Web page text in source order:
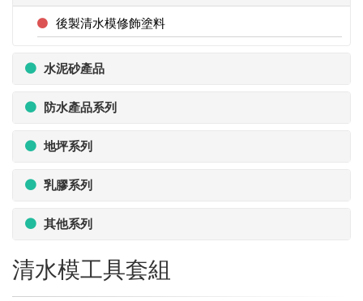
後製清水模修飾塗料
水泥砂產品
防水產品系列
地坪系列
乳膠系列
其他系列
清水模工具套組